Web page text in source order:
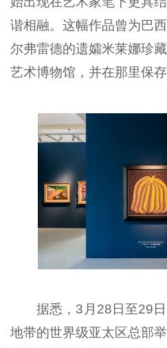
谐相融。这幅作品曾为巴
尔弗雷德的遗孀米莱娜珍
艺术博物馆，并在那里保
据悉，3月28日至29
地带的世界级亚太区总部